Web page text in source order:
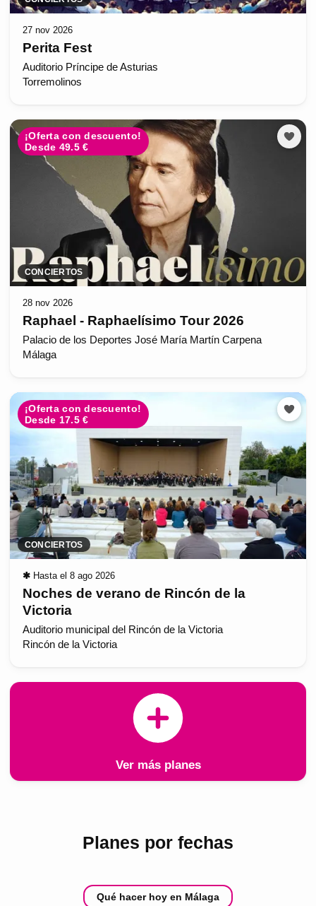
27 nov 2026
Perita Fest
Auditorio Príncipe de Asturias
Torremolinos
¡Oferta con descuento!
Desde 49.5 €
CONCIERTOS
28 nov 2026
Raphael - Raphaelísimo Tour 2026
Palacio de los Deportes José María Martín Carpena
Málaga
¡Oferta con descuento!
Desde 17.5 €
CONCIERTOS
✱ Hasta el 8 ago 2026
Noches de verano de Rincón de la
Victoria
Auditorio municipal del Rincón de la Victoria
Rincón de la Victoria
Ver más planes
Planes por fechas
Qué hacer hoy en Málaga